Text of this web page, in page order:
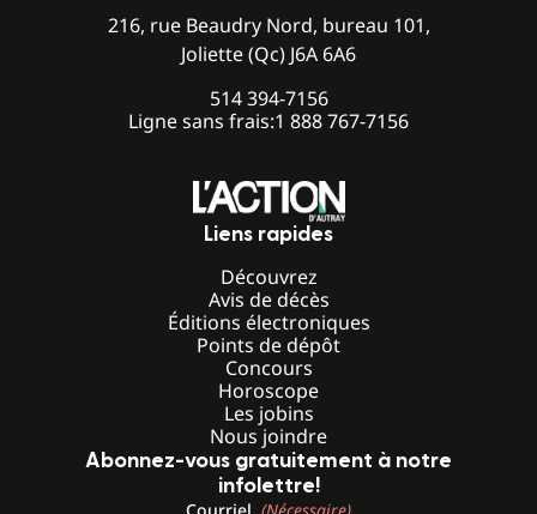
216, rue Beaudry Nord, bureau 101,
Joliette (Qc) J6A 6A6
514 394-7156
Ligne sans frais:1 888 767-7156
Liens rapides
Découvrez
Avis de décès
Éditions électroniques
Points de dépôt
Concours
Horoscope
Les jobins
Nous joindre
Abonnez-vous gratuitement à notre
infolettre!